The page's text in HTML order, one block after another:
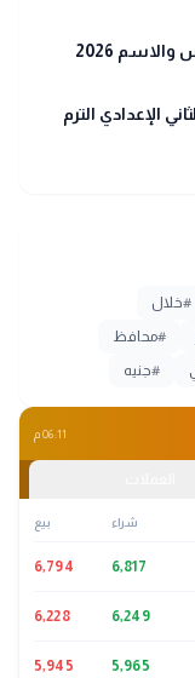
2026
الإعدادي الترم
#خلال
#محافظ
#جنيه
06:11 م
شراء بيع
6,817
6,794
6,249
6,228
5,965
5,945